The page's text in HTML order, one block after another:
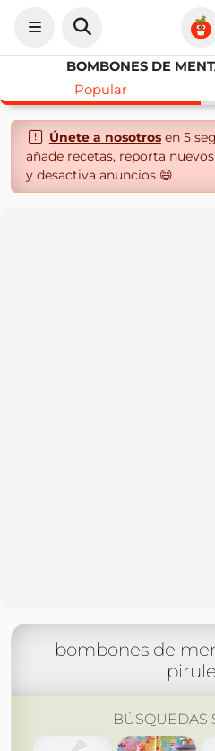
Popular
Únete a nosotrosen 5
añade recetas, reporta
y desactiva anuncios 😄
bombones de
BÚSQUEDAS